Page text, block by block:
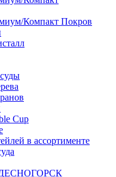
Компакт Покров
Cup
в ассортименте
ДЕСНОГОРСК